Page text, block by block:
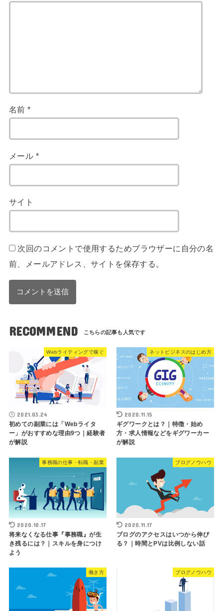
名前*
メール *
サイト
次回のコメントで使用するためブラウザーに自分の名
前、メールアドレス、サイトを保存する。
RECOMMEND
Webライティングで稼ぐ
2021.03.24
初めての副業には「Webライタ
ー」がおすすめな理由9つ｜経験者
が解説
ネットビジネスのはじめ方
2020.11.15
ギグワークとは？｜特徴・始め
方・求人情報などをギグワーカー
が解説
事務職の仕事・転職・副業
2020.10.17
将来なくなる仕事『事務職』が生
き残るには？｜スキルを身につけ
よう
ブログノウハウ
2020.11.17
ブログのアクセスはいつから伸び
る？｜時間とPVは比例しない話
働き方 ブログノウハウ